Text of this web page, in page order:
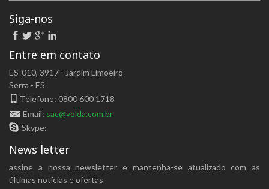
Siga-nos
Entre em contato
ES-010, 3917 - Jardim Limoeiro
Serra - ES
Telefone: 0800 600 1718
Email: sac@volda.com.br
Skype:
News letter
assine a nossa newsletter e mantenha-se atualizado com as
últimas notícias e ofertas